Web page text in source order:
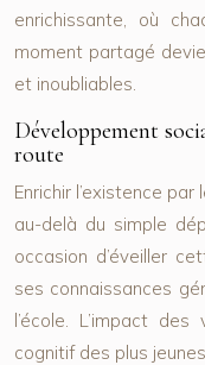
enrichissante, où
moment partagé
et inoubliables.
Développement
route
Enrichir l’existence
au-delà du simple
occasion d’éveiller
ses connaissances
l’école. L’impact des
cognitif des plus